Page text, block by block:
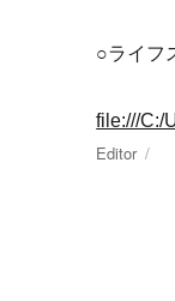
○ライフ
file:///C:/
投
Editor